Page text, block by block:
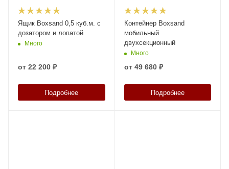
Ящик Boxsand 0,5 куб.м. с
дозатором и лопатой
Много
от 22 200 ₽
Подробнее
Контейнер Boxsand
мобильный
двухсекционный
Много
от 49 680 ₽
Подробнее